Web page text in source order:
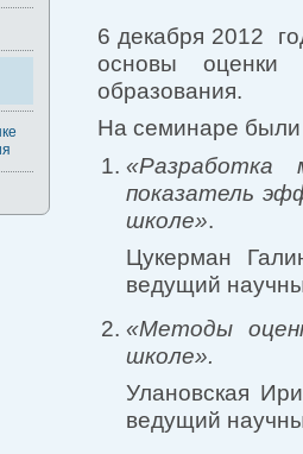
6 декабря 2012
основы оценки
образования.
На семинаре
показатель
школе».
Цукерман
ведущий
«Методы
школе».
Улановская
ведущий